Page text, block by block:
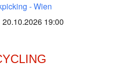
- Wien
20.10.2026 19:00